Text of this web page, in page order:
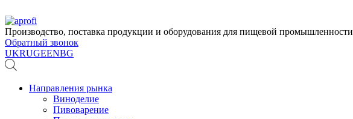
Производство, поставка продукции и оборудования для пищевой промышленности
Обратный звонок
UKRUGEENBG
Направления рынка
Виноделие
Пивоварение